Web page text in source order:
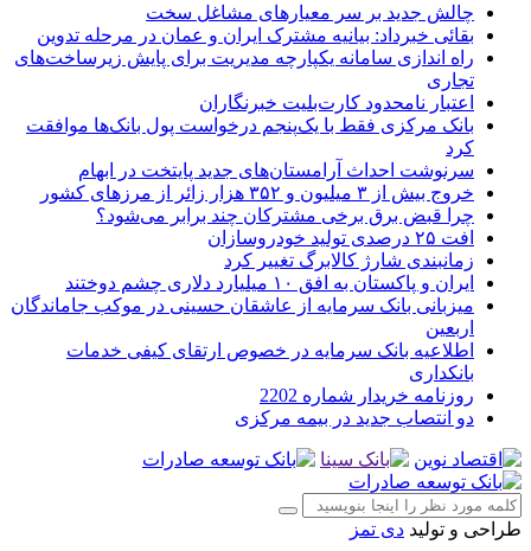
چالش جدید بر سر معیارهای مشاغل سخت
بقائی خبرداد: بیانیه مشترک ایران و عمان در مرحله تدوین
راه اندازی سامانه یکپارچه مدیریت برای پایش زیرساخت‌های
تجاری
اعتبار نامحدود کارت‌بلیت خبرنگاران
بانک مرکزی فقط با یک‌‎پنجم درخواست پول بانک‌ها موافقت
کرد
سرنوشت احداث آرامستان‌های جدید پایتخت در ابهام
خروج بیش از ۳ میلیون و ۳۵۲ هزار زائر از مرزهای کشور
چرا قبض برق برخی مشترکان چند برابر می‌شود؟
افت ۲۵ درصدی تولید خودروسازان
زمانبندی شارژ کالابرگ تغییر کرد
ایران و پاکستان به افق ۱۰ میلیارد دلاری چشم دوختند
میزبانی بانک سرمایه از عاشقان حسینی در موکب جاماندگان
اربعین
اطلاعیه بانک سرمایه در خصوص ارتقای کیفی خدمات
بانکداری
روزنامه خریدار شماره 2202
دو انتصاب جدید در بیمه مركزی
طراحی و تولید دی تمز